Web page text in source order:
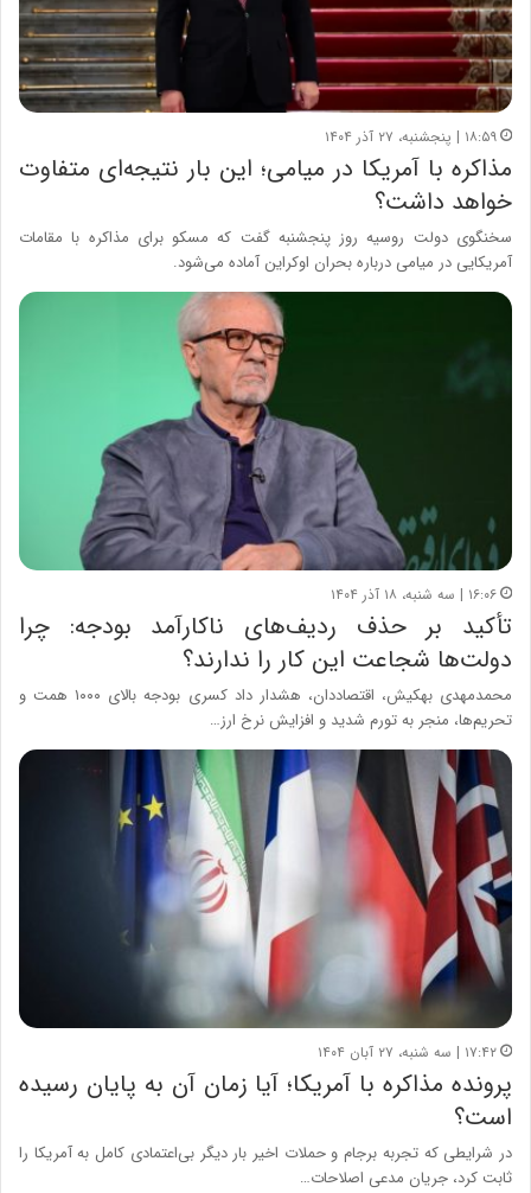
۱۸:۵۹ | پنجشنبه، ۲۷ آذر ۱۴۰۴
مذاکره با آمریکا در میامی؛ این بار نتیجه‌ای متفاوت
خواهد داشت؟
سخنگوی دولت روسیه روز پنجشنبه گفت که مسکو برای مذاکره با مقامات
آمریکایی در میامی درباره بحران اوکراین آماده می‌شود.
۱۶:۰۶ | سه شنبه، ۱۸ آذر ۱۴۰۴
تأکید بر حذف ردیف‌های ناکارآمد بودجه: چرا
دولت‌ها شجاعت این کار را ندارند؟
محمدمهدی بهکیش، اقتصاددان، هشدار داد کسری بودجه بالای ۱۰۰۰ همت و
تحریم‌ها، منجر به تورم شدید و افزایش نرخ ارز…
۱۷:۴۲ | سه شنبه، ۲۷ آبان ۱۴۰۴
پرونده مذاکره با آمریکا؛ آیا زمان آن به پایان رسیده
است؟
در شرایطی که تجربه برجام و حملات اخیر بار دیگر بی‌اعتمادی کامل به آمریکا را
ثابت کرد، جریان مدعی اصلاحات…